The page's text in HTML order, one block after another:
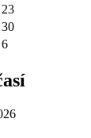
23
30
6